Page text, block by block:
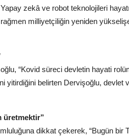
zekâ ve robot teknolojileri
milliyetçiliğin yeniden
“Kovid süreci devletin hayati
yitirdiğini belirten Dervişoğlu, devlet
üretmektir”
dikkat çekerek, “Bugün bir